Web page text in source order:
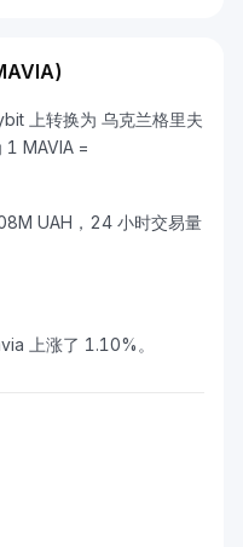
上转换为 乌克兰格里夫
1 MAVIA =
UAH，24 小时交易量
上涨了 1.10%。